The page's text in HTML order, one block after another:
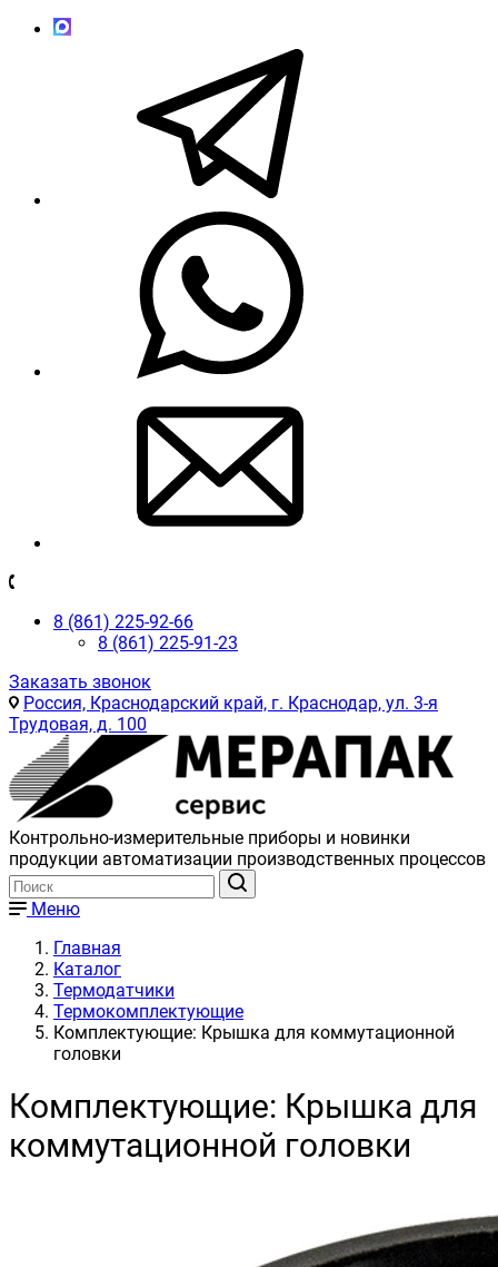
8 (861) 225-92-66
8 (861) 225-91-23
Заказать звонок
Россия, Краснодарский край, г. Краснодар, ул. 3-я
Трудовая, д. 100
Контрольно-измерительные приборы и новинки
продукции автоматизации производственных процессов
Меню
Главная
Каталог
Термодатчики
Термокомплектующие
Комплектующие: Крышка для коммутационной
головки
Комплектующие: Крышка для
коммутационной головки